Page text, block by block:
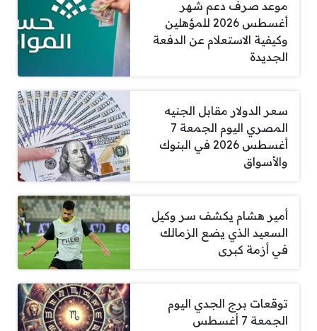
موعد صرف دعم شهر
أغسطس 2026 للمؤهلين
وكيفية الاستعلام عن الدفعة
الجديدة
سعر الدولار مقابل الجنيه
المصري اليوم الجمعة 7
أغسطس 2026 في البنوك
والأسواق
أمير هشام يكشف سر وكيل
السعيد الذي يضع الزمالك
في أزمة كبرى
توقعات برج الجدي اليوم
الجمعة 7 أغسطس